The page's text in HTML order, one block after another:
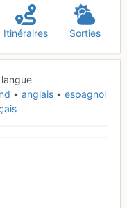
Itinéraires Sorties
anglais
espagnol